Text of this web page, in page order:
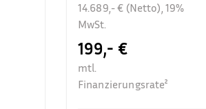
14.689,- € (Netto), 19%
MwSt.
199,- €
mtl.
Finanzierungsrate²